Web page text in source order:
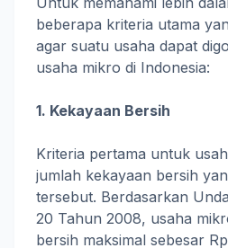
beberapa kriteria utama
agar suatu usaha dapat
usaha mikro di Indonesia:
1. Kekayaan Bersih
Kriteria pertama untuk
jumlah kekayaan bersih
tersebut. Berdasarkan
20 Tahun 2008, usaha
bersih maksimal sebesar